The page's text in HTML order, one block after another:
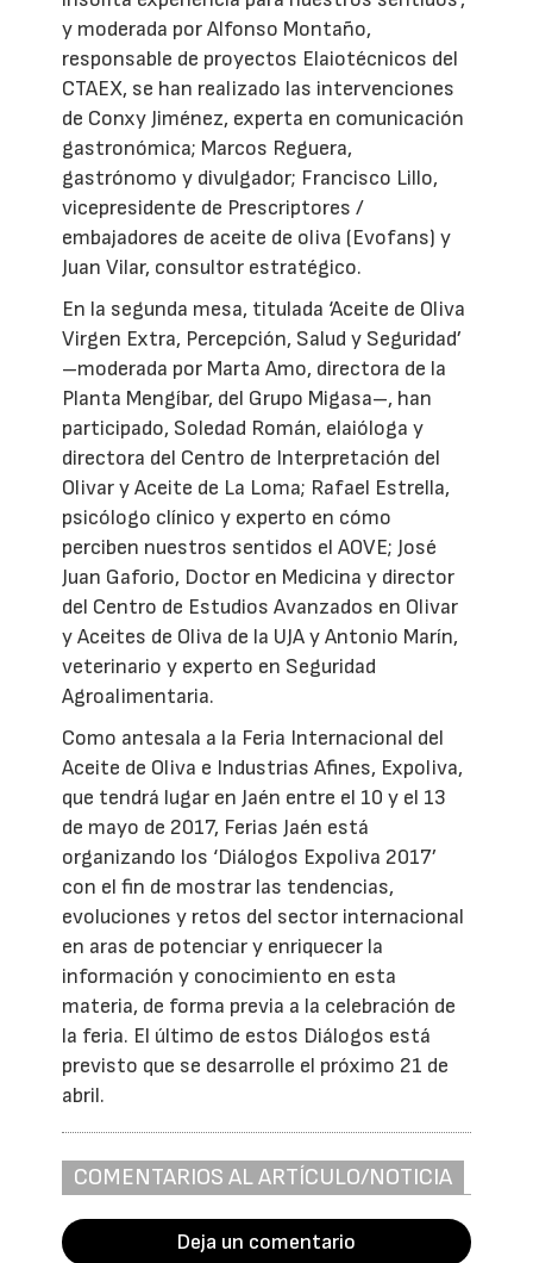
y moderada por Alfonso Montaño,
responsable de proyectos Elaiotécnicos del
CTAEX, se han realizado las intervenciones
de Conxy Jiménez, experta en comunicación
gastronómica; Marcos Reguera,
gastrónomo y divulgador; Francisco Lillo,
vicepresidente de Prescriptores /
embajadores de aceite de oliva (Evofans) y
Juan Vilar, consultor estratégico.
En la segunda mesa, titulada ‘Aceite de Oliva
Virgen Extra, Percepción, Salud y Seguridad’
–moderada por Marta Amo, directora de la
Planta Mengíbar, del Grupo Migasa–, han
participado, Soledad Román, elaióloga y
directora del Centro de Interpretación del
Olivar y Aceite de La Loma; Rafael Estrella,
psicólogo clínico y experto en cómo
perciben nuestros sentidos el AOVE; José
Juan Gaforio, Doctor en Medicina y director
del Centro de Estudios Avanzados en Olivar
y Aceites de Oliva de la UJA y Antonio Marín,
veterinario y experto en Seguridad
Agroalimentaria.
Como antesala a la Feria Internacional del
Aceite de Oliva e Industrias Afines, Expoliva,
que tendrá lugar en Jaén entre el 10 y el 13
de mayo de 2017, Ferias Jaén está
organizando los ‘Diálogos Expoliva 2017’
con el fin de mostrar las tendencias,
evoluciones y retos del sector internacional
en aras de potenciar y enriquecer la
información y conocimiento en esta
materia, de forma previa a la celebración de
la feria. El último de estos Diálogos está
previsto que se desarrolle el próximo 21 de
abril.
COMENTARIOS AL ARTÍCULO/NOTICIA
Deja un comentario